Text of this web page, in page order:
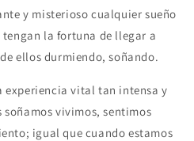
y misterioso cualquier sueño
la fortuna de llegar a
ellos durmiendo, soñando.
experiencia vital tan intensa y
vivimos, sentimos
igual que cuando estamos